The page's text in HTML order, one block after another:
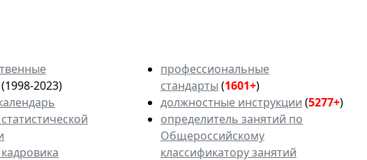
(1998-2023)
профессиональные
стандарты (1601+)
должностные инструкции (5277+)
определитель занятий по
Общероссийскому
классификатору занятий